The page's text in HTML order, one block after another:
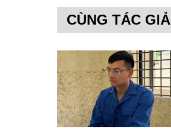
CÙNG TÁC GIẢ